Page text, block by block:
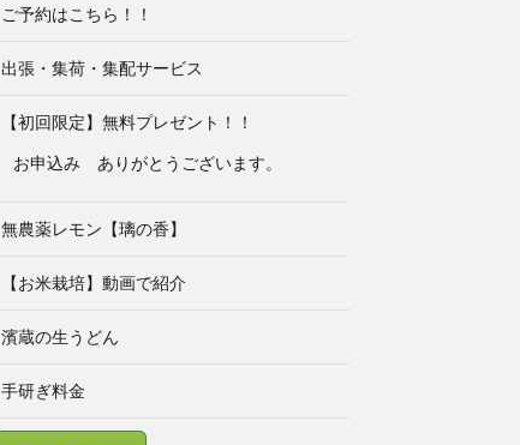
ご予約はこちら！！
出張・集荷・集配サービス
【初回限定】無料プレゼント！！
お申込み ありがとうございます。
無農薬レモン【璃の香】
【お米栽培】動画で紹介
濱蔵の生うどん
手研ぎ料金